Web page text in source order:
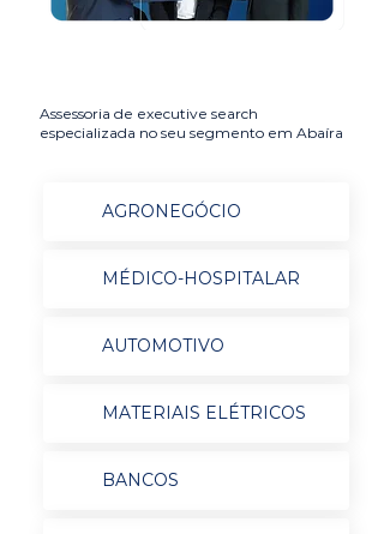
Assessoria de executive search
especializada no seu segmento em Abaíra
AGRONEGÓCIO
MÉDICO-HOSPITALAR
AUTOMOTIVO
MATERIAIS ELÉTRICOS
BANCOS